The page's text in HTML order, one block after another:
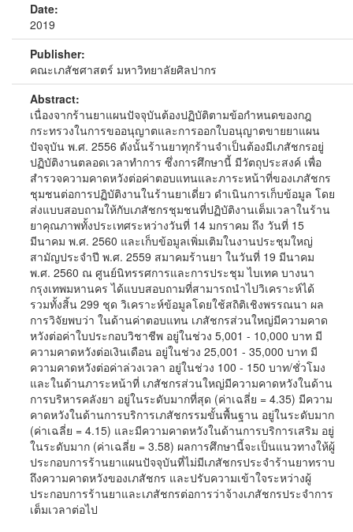
Date:
2019
Publisher:
คณะเภสัชศาสตร์ มหาวิทยาลัยศิลปากร
Abstract:
เนื่องจากร้านยาแผนปัจจุบันต้องปฏิบัติตามข้อกำหนดของกฎ
กระทรวงในการขออนุญาตและการออกใบอนุญาตขายยาแผน
ปัจจุบัน พ.ศ. 2556 ดังนั้นร้านยาทุกร้านจำเป็นต้องมีเภสัชกรอยู่
ปฏิบัติงานตลอดเวลาทำการ ซึ่งการศึกษานี้ มีวัตถุประสงค์ เพื่อ
สำรวจความคาดหวังต่อค่าตอบแทนและภาระหน้าที่ของเภสัชกร
ชุมชนต่อการปฏิบัติงานในร้านยาเดี่ยว ดำเนินการเก็บข้อมูล โดย
ส่งแบบสอบถามให้กับเภสัชกรชุมชนที่ปฏิบัติงานเต็มเวลาในร้าน
ยาคุณภาพทั้งประเทศระหว่างวันที่ 14 มกราคม ถึง วันที่ 15
มีนาคม พ.ศ. 2560 และเก็บข้อมูลเพิ่มเติมในงานประชุมใหญ่
สามัญประจำปี พ.ศ. 2559 สมาคมร้านยา ในวันที่ 19 มีนาคม
พ.ศ. 2560 ณ ศูนย์นิทรรศการและการประชุม ไบเทค บางนา
กรุงเทพมหานคร ได้แบบสอบถามที่สามารถนำไปวิเคราะห์ได้
รวมทั้งสิ้น 299 ชุด วิเคราะห์ข้อมูลโดยใช้สถิติเชิงพรรณนา ผล
การวิจัยพบว่า ในด้านค่าตอบแทน เภสัชกรส่วนใหญ่มีความคาด
หวังต่อค่าใบประกอบวิชาชีพ อยู่ในช่วง 5,001 - 10,000 บาท มี
ความคาดหวังต่อเงินเดือน อยู่ในช่วง 25,001 - 35,000 บาท มี
ความคาดหวังต่อค่าล่วงเวลา อยู่ในช่วง 100 - 150 บาท/ชั่วโมง
และในด้านภาระหน้าที่ เภสัชกรส่วนใหญ่มีความคาดหวังในด้าน
การบริหารคลังยา อยู่ในระดับมากที่สุด (ค่าเฉลี่ย = 4.35) มีความ
คาดหวังในด้านการบริการเภสัชกรรมขั้นพื้นฐาน อยู่ในระดับมาก
(ค่าเฉลี่ย = 4.15) และมีความคาดหวังในด้านการบริการเสริม อยู่
ในระดับมาก (ค่าเฉลี่ย = 3.58) ผลการศึกษานี้จะเป็นแนวทางให้ผู้
ประกอบการร้านยาแผนปัจจุบันที่ไม่มีเภสัชกรประจำร้านยาทราบ
ถึงความคาดหวังของเภสัชกร และปรับความเข้าใจระหว่างผู้
ประกอบการร้านยาและเภสัชกรต่อการว่าจ้างเภสัชกรประจำการ
เต็มเวลาต่อไป